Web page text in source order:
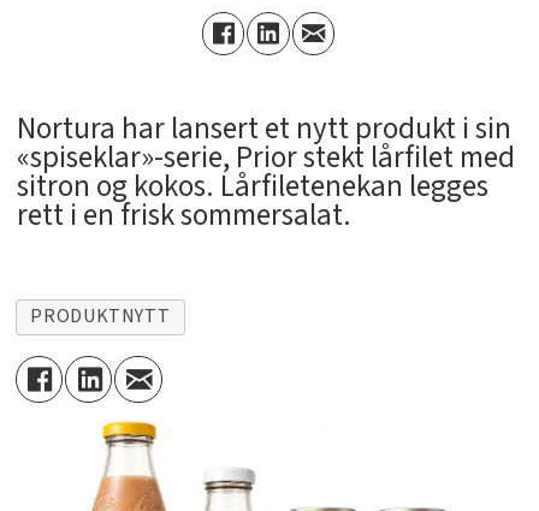
Nortura har lansert et nytt produkt i sin
«spiseklar»-serie, Prior stekt lårfilet med
sitron og kokos. Lårfiletenekan legges
rett i en frisk sommersalat.
PRODUKTNYTT